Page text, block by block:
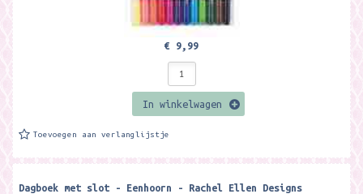
€ 9,99
In winkelwagen
Toevoegen aan verlanglijstje
Dagboek met slot - Eenhoorn - Rachel Ellen Designs